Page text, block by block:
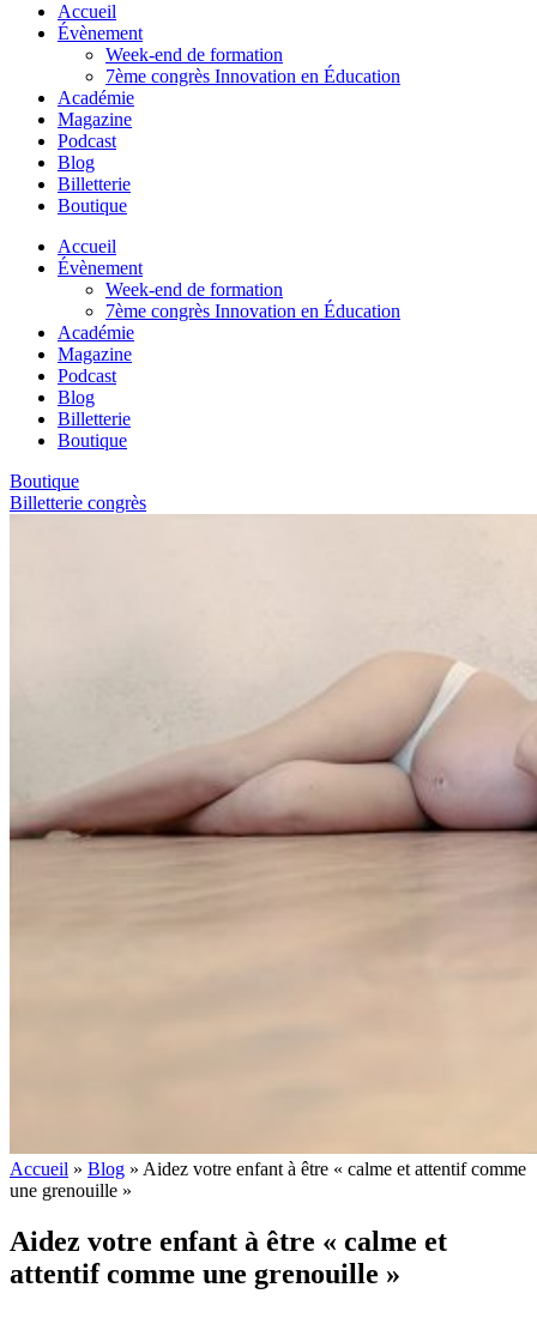
Accueil
Évènement
Week-end de formation
7ème congrès Innovation en Éducation
Académie
Magazine
Podcast
Blog
Billetterie
Boutique
Accueil
Évènement
Week-end de formation
7ème congrès Innovation en Éducation
Académie
Magazine
Podcast
Blog
Billetterie
Boutique
Boutique
Billetterie congrès
Accueil » Blog » Aidez votre enfant à être « calme et attentif comme
une grenouille »
Aidez votre enfant à être « calme et
attentif comme une grenouille »